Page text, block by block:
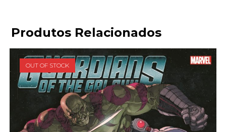
Produtos Relacionados
OUT OF STOCK